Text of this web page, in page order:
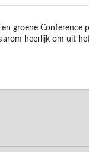
groene
heerlijk om uit